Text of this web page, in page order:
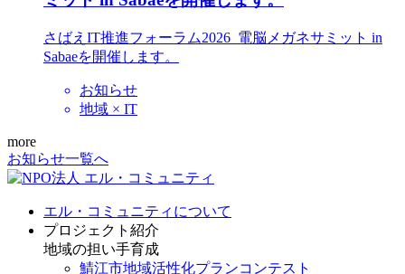
さばえIT推進フォーラム2026_電脳メガネサミット in
Sabaeを開催します。
お知らせ
地域 × IT
more
お知らせ一覧へ
エル・コミュニティについて
プロジェクト紹介
地域の担い手育成
鯖江市地域活性化プランコンテスト